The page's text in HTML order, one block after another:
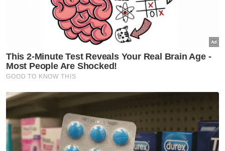
"Terdapat juga mangsa yang membayar
wang dalam bentuk tunai kepada suspek.